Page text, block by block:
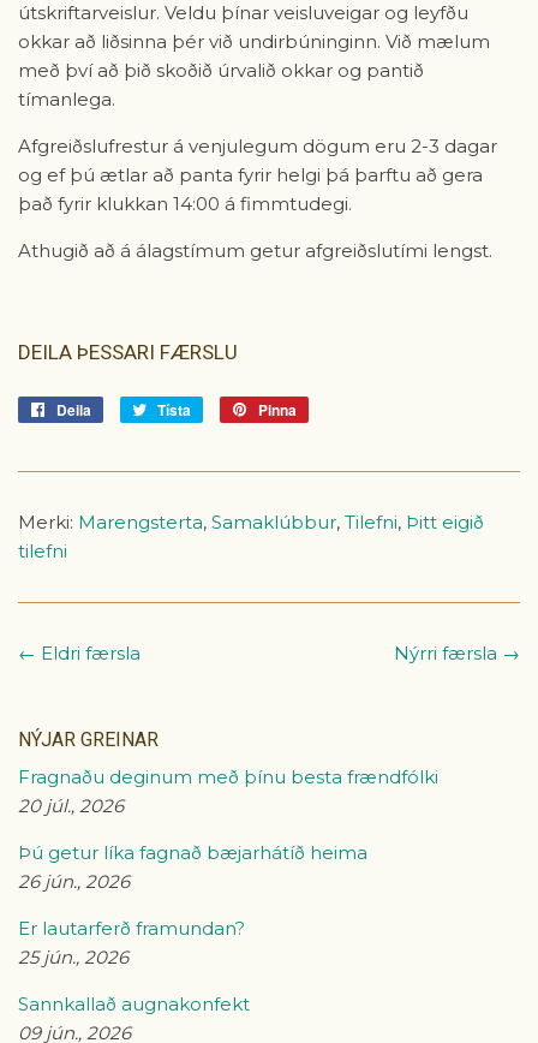
útskriftarveislur. Veldu þínar veisluveigar og leyfðu
okkar að liðsinna þér við undirbúninginn. Við mælum
með því að þið skoðið úrvalið okkar og pantið
tímanlega.
Afgreiðslufrestur á venjulegum dögum eru 2-3 dagar
og ef þú ætlar að panta fyrir helgi þá þarftu að gera
það fyrir klukkan 14:00 á fimmtudegi.
Athugið að á álagstímum getur afgreiðslutími lengst.
DEILA ÞESSARI FÆRSLU
Deila
Deila
Tísta
Tísta
Pinna
Merki: Marengsterta, Samaklúbbur, Tilefni, Þitt eigið
tilefni
← Eldri færsla Nýrri færsla →
NÝJAR GREINAR
Fragnaðu deginum með þínu besta frændfólki
20 júl., 2026
Þú getur líka fagnað bæjarhátíð heima
26 jún., 2026
Er lautarferð framundan?
25 jún., 2026
Sannkallað augnakonfekt
09 jún., 2026